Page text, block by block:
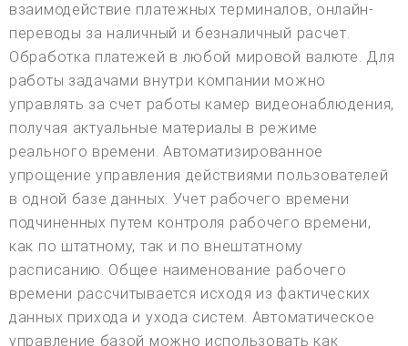
взаимодействие платежных терминалов, онлайн-
переводы за наличный и безналичный расчет.
Обработка платежей в любой мировой валюте. Для
работы задачами внутри компании можно
управлять за счет работы камер видеонаблюдения,
получая актуальные материалы в режиме
реального времени. Автоматизированное
упрощение управления действиями пользователей
в одной базе данных. Учет рабочего времени
подчиненных путем контроля рабочего времени,
как по штатному, так и по внештатному
расписанию. Общее наименование рабочего
времени рассчитывается исходя из фактических
данных прихода и ухода систем. Автоматическое
управление базой можно использовать как